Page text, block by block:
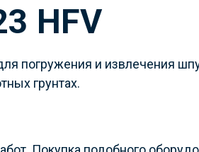
HFV
погружения и извлечения
грунтах.